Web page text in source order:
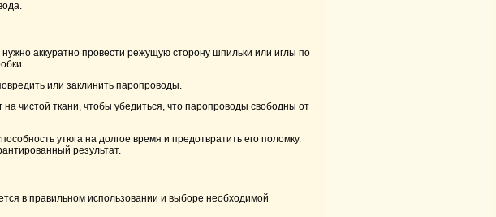
аккуратно провести режущую сторону шпильки или иглы по
или заклинить паропроводы.
чистой ткани, чтобы убедиться, что паропроводы свободны от
утюга на долгое время и предотвратить его поломку.
результат.
в правильном использовании и выборе необходимой